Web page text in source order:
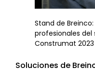
Stand de
profesionales
Construmat 2023
Soluciones de